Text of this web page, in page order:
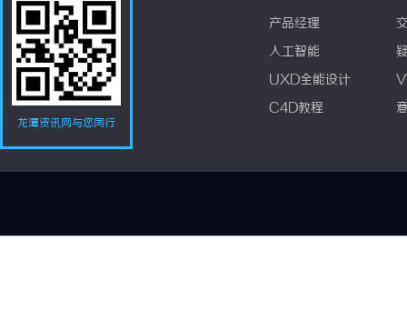
龙潭资讯网与您同行
产品经理
人工智能
UXD全能设计
C4D教程